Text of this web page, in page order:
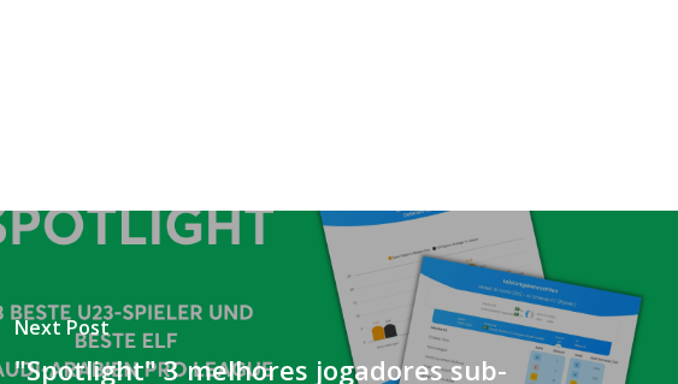
Next Post
"Spotlight" 3 melhores jogadores sub-